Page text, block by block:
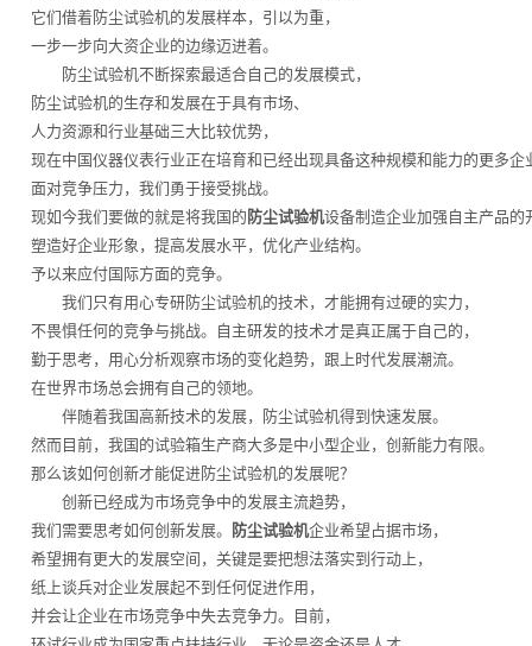
它们借着防尘试验机的发展样本，引以为重，
一步一步向大资企业的边缘迈进着。
防尘试验机不断探索最适合自己的发展模式，
防尘试验机的生存和发展在于具有市场、
人力资源和行业基础三大比较优势，
现在中国仪器仪表行业正在培育和已经出现具备这种规模和能力的更多企
面对竞争压力，我们勇于接受挑战。
现如今我们要做的就是将我国的 防尘试验机设备制造企业加强自主产品的
塑造好企业形象，提高发展水平，优化产业结构。
予以来应付国际方面的竞争。
我们只有用心专研防尘试验机的技术，才能拥有过硬的实力，
不畏惧任何的竞争与挑战。自主研发的技术才是真正属于自己的，
勤于思考，用心分析观察市场的变化趋势，跟上时代发展潮流。
在世界市场总会拥有自己的领地。
伴随着我国高新技术的发展，防尘试验机得到快速发展。
然而目前，我国的试验箱生产商大多是中小型企业，创新能力有限。
那么该如何创新才能促进防尘试验机的发展呢？
创新已经成为市场竞争中的发展主流趋势，
我们需要思考如何创新发展。
防尘试验机企业希望占据市场，
希望拥有更大的发展空间，关键是要把想法落实到行动上，
纸上谈兵对企业发展起不到任何促进作用，
并会让企业在市场竞争中失去竞争力。目前，